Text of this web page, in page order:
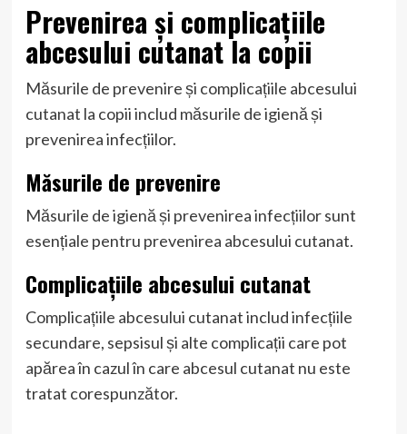
Prevenirea și complicațiile
abcesului cutanat la copii
Măsurile de prevenire și complicațiile abcesului
cutanat la copii includ măsurile de igienă și
prevenirea infecțiilor.
Măsurile de prevenire
Măsurile de igienă și prevenirea infecțiilor sunt
esențiale pentru prevenirea abcesului cutanat.
Complicațiile abcesului cutanat
Complicațiile abcesului cutanat includ infecțiile
secundare, sepsisul și alte complicații care pot
apărea în cazul în care abcesul cutanat nu este
tratat corespunzător.